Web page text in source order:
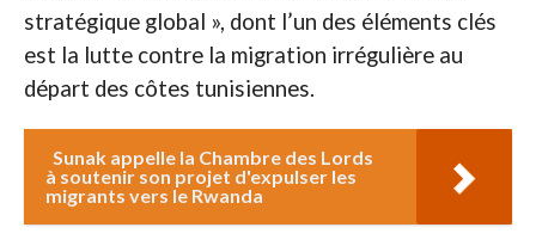
stratégique global », dont l’un des éléments clés
est la lutte contre la migration irrégulière au
départ des côtes tunisiennes.
Sunak appelle la Chambre des Lords
à soutenir son projet d'expulser les
migrants vers le Rwanda